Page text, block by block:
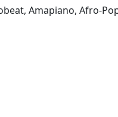
Amapiano, Afro-